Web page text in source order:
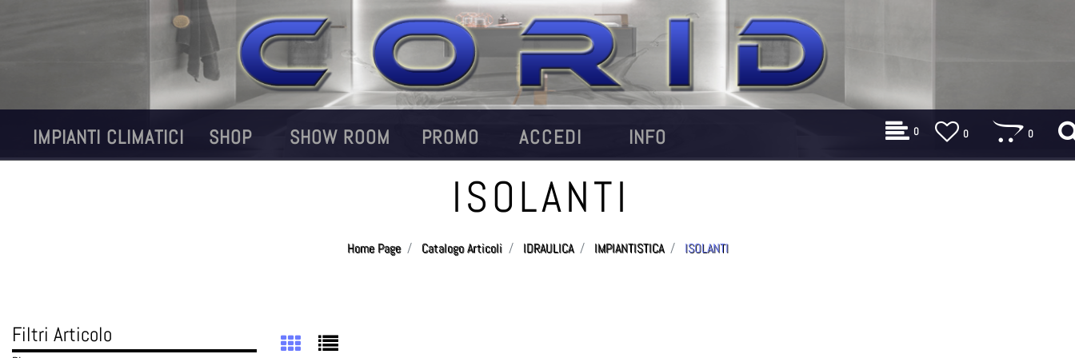
IMPIANTI CLIMATICI SHOP SHOW ROOM PROMO ACCEDI INFO 0 0 0
ISOLANTI
Home Page Catalogo Articoli IDRAULICA IMPIANTISTICA ISOLANTI
Filtri Articolo